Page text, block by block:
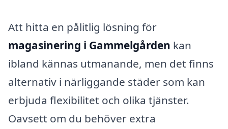
Att hitta en pålitlig lösning för
magasinering i Gammelgården kan
ibland kännas utmanande, men det finns
alternativ i närliggande städer som kan
erbjuda flexibilitet och olika tjänster.
Oavsett om du behöver extra